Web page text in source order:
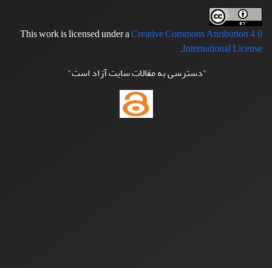
This work is licensed under aCreative Commons Attribution 4.0
International License
.
"دسترسی به مقالات سایت آزاد است"